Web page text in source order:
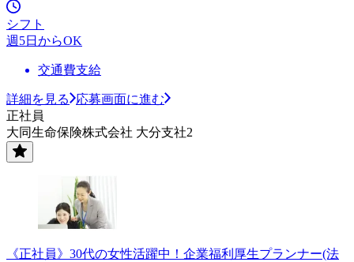
シフト
週5日からOK
交通費支給
詳細を見る
応募画面に進む
正社員
大同生命保険株式会社 大分支社2
《正社員》30代の女性活躍中！企業福利厚生プランナー(法